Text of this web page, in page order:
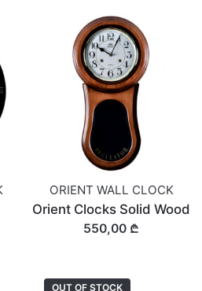
ORIENT WALL CLOCK
Orient Clocks Solid Wood
550,00 ₾
OUT OF STOCK